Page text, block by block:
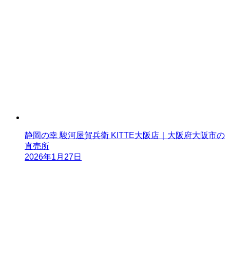
静岡の幸 駿河屋賀兵衛 KITTE大阪店｜大阪府大阪市の
直売所
2026年1月27日